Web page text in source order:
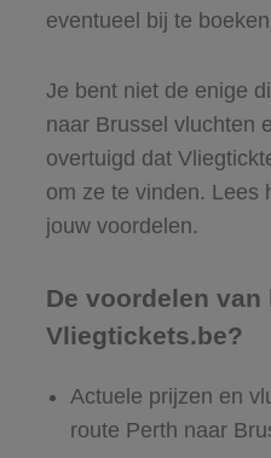
eventueel bij te
Je bent niet de enige
naar Brussel vluchten
overtuigd dat
om ze te vinden. Lees
jouw voordelen.
De voordelen van
Vliegtickets.be?
Actuele prijzen en
route Perth naar